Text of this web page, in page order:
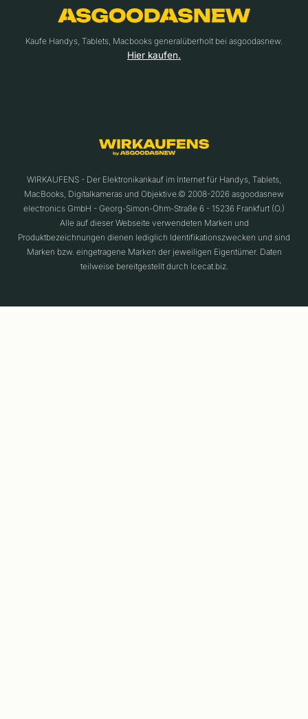
Kaufe Handys, Tablets, Macbooks generalüberholt bei asgoodasnew.
Hier kaufen.
WIRKAUFENS - Der Elektronikankauf im Internet für Handys, Tablets,
MacBooks, Digitalkameras und Objektive.© 2008-2026 asgoodasnew
electronics GmbH - Georg-Simon-Ohm-Straße 6 - 15236 Frankfurt (O.)
Alle auf dieser Webseite verwendeten Marken und
Produktbezeichnungen dienen lediglich Identifikationszwecken und sind
Marken bzw. eingetragene Marken der jeweiligen Eigentümer. Daten
teilweise bereitgestellt durch Icecat.biz.